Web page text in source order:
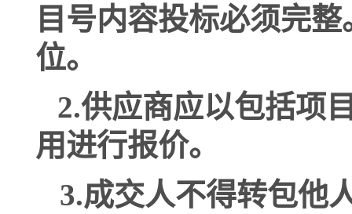
目号内容投标必须完
位。
2.供应商应以包括项
用进行报价。
3.成交人不得转包他